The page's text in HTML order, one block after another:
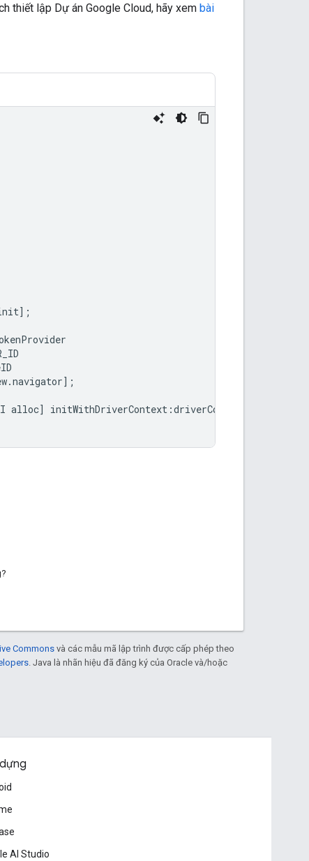
thiết lập Dự án Google Cloud, hãy xem bài
];
.navigator];
alloc] initWithDriverContext :driverContext
Commons và các mẫu mã lập trình được cấp phép theo
. Java là nhãn hiệu đã đăng ký của Oracle và/hoặc
AI Studio